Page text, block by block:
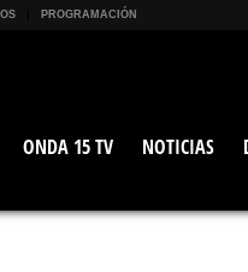
PROGRAMACIÓN
ONDA 15 TV NOTICIAS